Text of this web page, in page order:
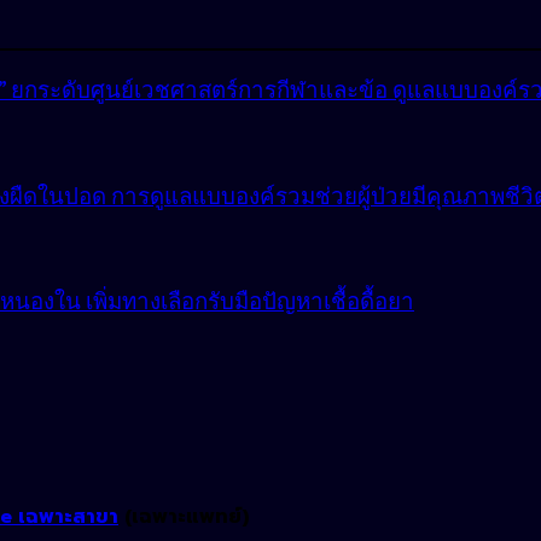
ยกระดับศูนย์เวชศาสตร์การกีฬาและข้อ ดูแลแบบองค์ร
งผืดในปอด การดูแลแบบองค์รวมช่วยผู้ป่วยมีคุณภาพชี
องใน เพิ่มทางเลือกรับมือปัญหาเชื้อดื้อยา
ฉพาะสาขา (เฉพาะแพทย์)